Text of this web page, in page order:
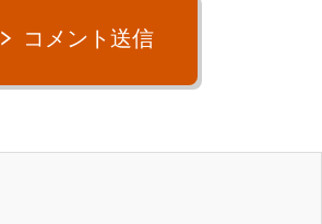
コメント送信